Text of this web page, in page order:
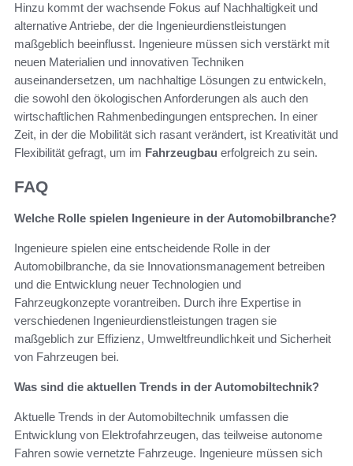
Hinzu kommt der wachsende Fokus auf Nachhaltigkeit und
alternative Antriebe, der die Ingenieurdienstleistungen
maßgeblich beeinflusst. Ingenieure müssen sich verstärkt mit
neuen Materialien und innovativen Techniken
auseinandersetzen, um nachhaltige Lösungen zu entwickeln,
die sowohl den ökologischen Anforderungen als auch den
wirtschaftlichen Rahmenbedingungen entsprechen. In einer
Zeit, in der die Mobilität sich rasant verändert, ist Kreativität und
Flexibilität gefragt, um im Fahrzeugbau erfolgreich zu sein.
FAQ
Welche Rolle spielen Ingenieure in der Automobilbranche?
Ingenieure spielen eine entscheidende Rolle in der
Automobilbranche, da sie Innovationsmanagement betreiben
und die Entwicklung neuer Technologien und
Fahrzeugkonzepte vorantreiben. Durch ihre Expertise in
verschiedenen Ingenieurdienstleistungen tragen sie
maßgeblich zur Effizienz, Umweltfreundlichkeit und Sicherheit
von Fahrzeugen bei.
Was sind die aktuellen Trends in der Automobiltechnik?
Aktuelle Trends in der Automobiltechnik umfassen die
Entwicklung von Elektrofahrzeugen, das teilweise autonome
Fahren sowie vernetzte Fahrzeuge. Ingenieure müssen sich